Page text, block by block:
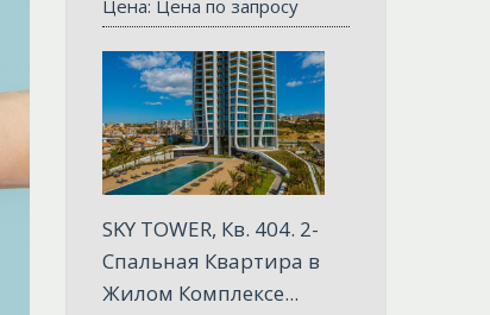
Цена: Цена по запросу
SKY TOWER, Кв. 404. 2-
Спальная Квартира в
Жилом Комплексе...